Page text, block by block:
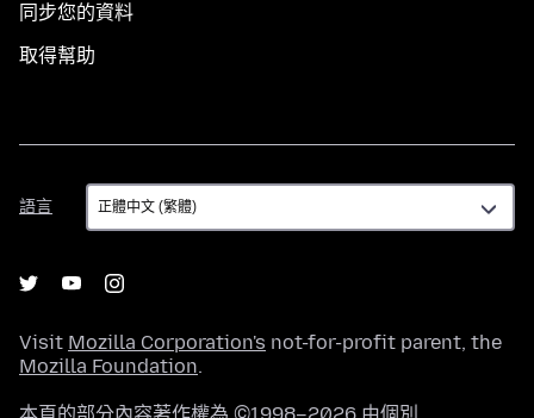
同步您的資料
取得幫助
語言
語
言
Visit Mozilla Corporation's not-for-profit parent, the
Mozilla Foundation.